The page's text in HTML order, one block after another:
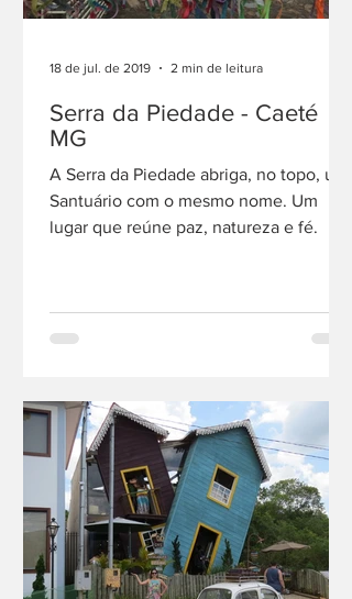
Serra da Piedade - Caeté
MG
A Serra da Piedade abriga, no topo, um
Santuário com o mesmo nome. Um
lugar que reúne paz, natureza e fé.
18 de jul. de 2019 2 min de leitura